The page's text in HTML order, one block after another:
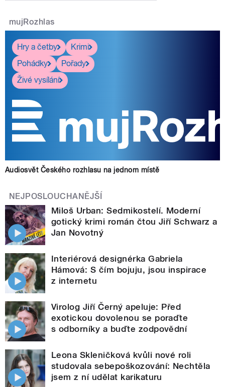
mujRozhlas
Hry a četby
Krimi
Pohádky
Pořady
Živé vysílání
Audiosvět Českého rozhlasu na jednom místě
NEJPOSLOUCHANĚJŠÍ
Miloš Urban: Sedmikostelí. Moderní
gotický krimi román čtou Jiří Schwarz a
Jan Novotný
Interiérová designérka Gabriela
Hámová: S čím bojuju, jsou inspirace
z internetu
Virolog Jiří Černý apeluje: Před
exotickou dovolenou se poraďte
s odborníky a buďte zodpovědní
Leona Skleničková kvůli nové roli
studovala sebepoškozování: Nechtěla
jsem z ní udělat karikaturu